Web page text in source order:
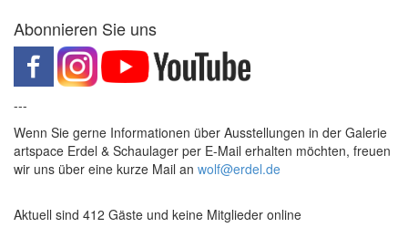
Abonnieren Sie uns
---
Wenn Sie gerne Informationen über Ausstellungen in der Galerie
artspace Erdel & Schaulager per E-Mail erhalten möchten, freuen
wir uns über eine kurze Mail an wolf@erdel.de
Aktuell sind 412 Gäste und keine Mitglieder online